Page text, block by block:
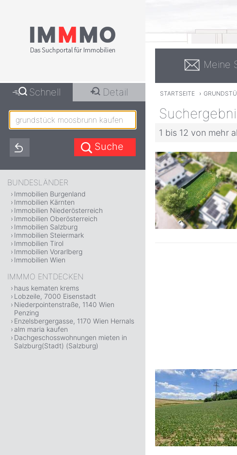
Meine
STARTSEITE ›
1 bis 12 von mehr
Schnell Detail
BUNDESLÄNDER
Immobilien Burgenland
Immobilien Kärnten
Immobilien Niederösterreich
Immobilien Oberösterreich
Immobilien Salzburg
Immobilien Steiermark
Immobilien Tirol
Immobilien Vorarlberg
Immobilien Wien
IMMMO ENTDECKEN
haus kematen krems
Lobzeile, 7000 Eisenstadt
Niederpointenstraße, 1140 Wien
Penzing
Enzelsbergergasse, 1170 Wien Hernals
alm maria kaufen
Dachgeschosswohnungen mieten in
Salzburg(Stadt) (Salzburg)